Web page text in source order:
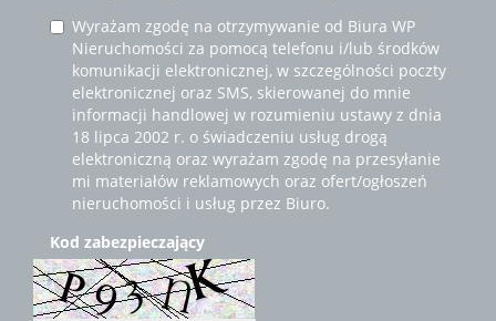
Wyrażam zgodę na otrzymywanie od Biura WP
Nieruchomości za pomocą telefonu i/lub środków
komunikacji elektronicznej, w szczególności poczty
elektronicznej oraz SMS, skierowanej do mnie
informacji handlowej w rozumieniu ustawy z dnia
18 lipca 2002 r. o świadczeniu usług drogą
elektroniczną oraz wyrażam zgodę na przesyłanie
mi materiałów reklamowych oraz ofert/ogłoszeń
nieruchomości i usług przez Biuro.
Kod zabezpieczający